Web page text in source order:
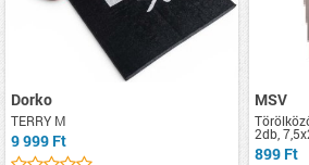
Dorko
TERRY M
9 999 Ft
MSV
2db,
899 Ft